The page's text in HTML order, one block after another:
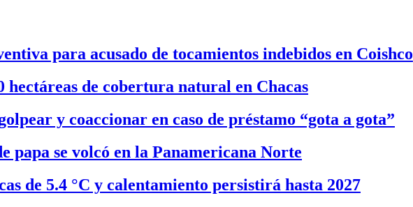
para acusado de tocamientos indebidos en Coishco
de cobertura natural en Chacas
y coaccionar en caso de préstamo “gota a gota”
se volcó en la Panamericana Norte
de 5.4 °C y calentamiento persistirá hasta 2027